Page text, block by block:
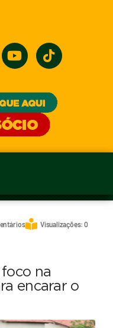
Visualizações: 0
na
encarar o